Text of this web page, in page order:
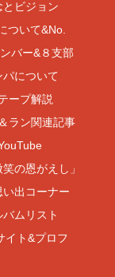
とビジョン
ついて&No.
バー&８支部
パについて
ープ解説
ラン関連記事
の恩がえし」
い出コーナー
バムリスト
イト&プロフ